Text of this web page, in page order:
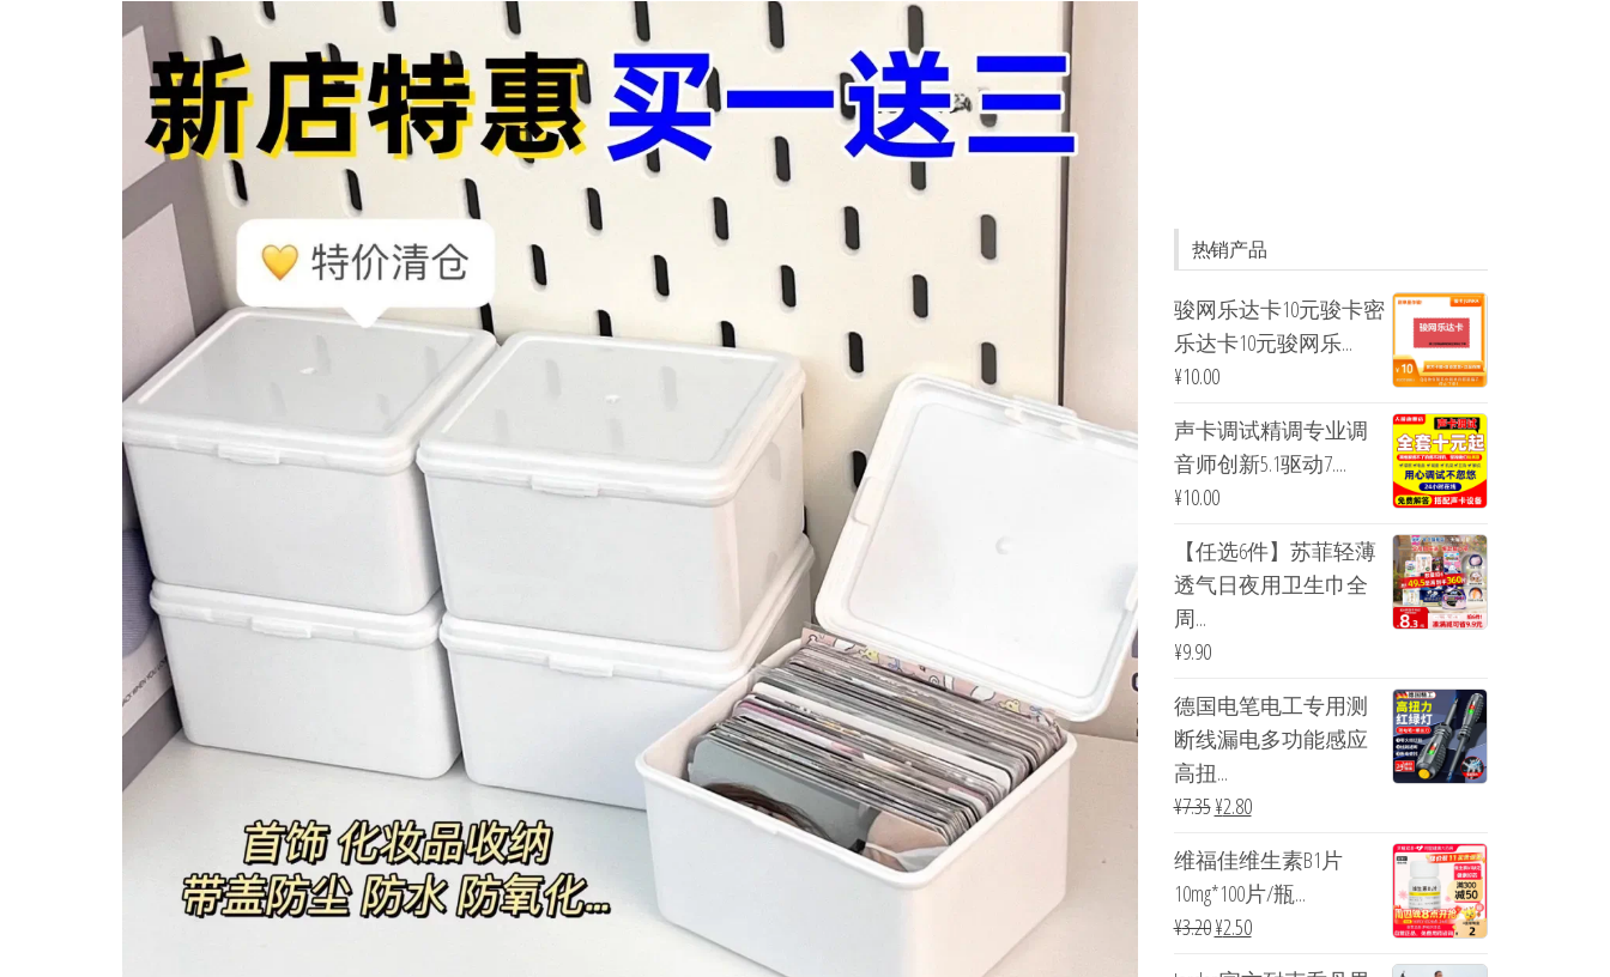
热销产品
骏网乐达卡10元骏卡密
乐达卡10元骏网乐...
¥10.00
声卡调试精调专业调
音师创新5.1驱动7....
¥10.00
【任选6件】苏菲轻薄
透气日夜用卫生巾全
周...
¥9.90
德国电笔电工专用测
断线漏电多功能感应
高扭...
¥7.35¥2.80
维福佳维生素B1片
10mg*100片/瓶...
¥3.20¥2.50